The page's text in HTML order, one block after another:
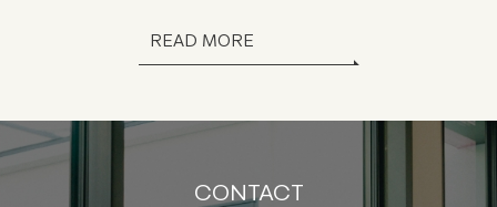
READ MORE
CONTACT